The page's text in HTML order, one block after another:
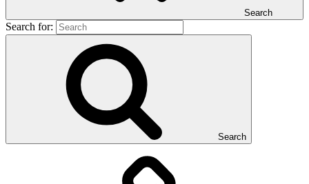
Search
Search for:
Search